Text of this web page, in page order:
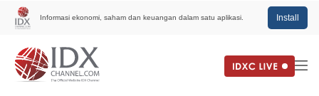
Informasi ekonomi, saham dan keuangan dalam satu aplikasi. Install